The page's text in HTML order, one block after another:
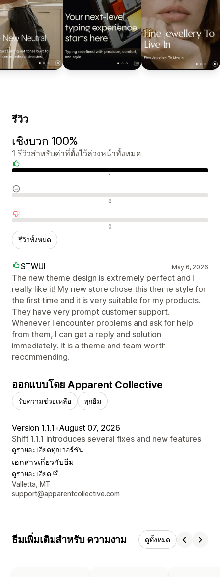
รีวิว
เชิงบวก 100%
1 รีวิวสำหรับค่าที่ตั้งไว้ล่วงหน้าทั้งหมด
1
0
0
รีวิวทั้งหมด
STWUI May 6, 2026
The new theme design is extremely perfect and I
really like it! My new store chose this theme style for
the first time and it is very suitable for my products.
They have very prompt customer support.
Whenever I encounter problems and ask for help
from them, I can get a reply and solution
immediately. It is a theme and team worth
recommending.
ออกแบบโดย Apparent Collective
รับความช่วยเหลือ ทุกธีม
Version 1.1.1 •August 07, 2026
Shift 1.1.1 introduces several fixes and new features
ดูรายละเอียดทุกเวอร์ชัน
เอกสารเกี่ยวกับธีม
ดูรายละเอียด
รายละเอียดการติดต่อผู้ออกแบบ
Valletta, MT
support@apparentcollective.com
ธีมเพิ่มเติมสำหรับ ความงาม ดูทั้งหมด